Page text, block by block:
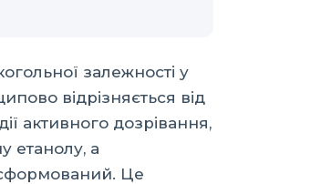
залежності у
відрізняється від
активного дозрівання,
етанолу, а
Це